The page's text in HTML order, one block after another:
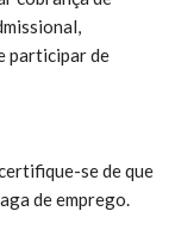
participar de
se de que
de emprego.